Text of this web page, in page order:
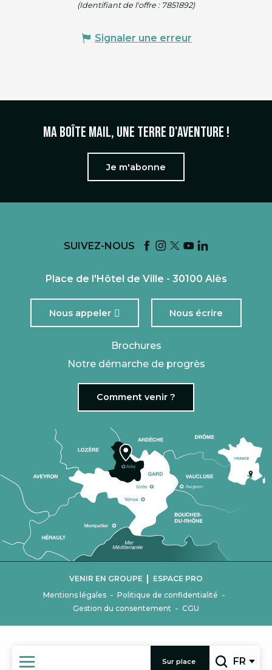
Sur place FR
(Identifiant de l'offre : 7851892)
Signaler une erreur
Ma boîte mail, une terre d'aventure !
Je m'abonne
SUIVEZ-NOUS
Place de l'Hôtel de Ville - 30100 Alès
Nous appeler Nous écrire
Brochures
Notre démarche de progrès
Comment venir ?
Mentions légales - Politique de confidentialité -
Gestion du consentement - CGU
VENIR EN GROUPE | ESPACE PRO